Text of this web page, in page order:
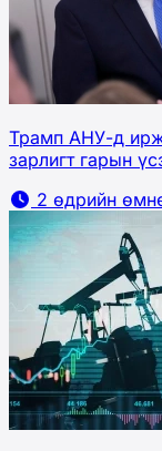
Трамп АНУ-д ирж
зарлигт гарын
2 өдрийн